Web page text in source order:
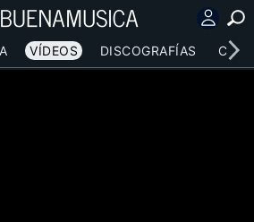
VÍDEOS DISCOGRAFÍAS